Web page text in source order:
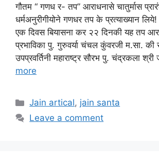
गौतम “ गणध र- तप” आराधनासे चातुर्मास
धर्मअनुरीगीयोने गणधर तप के प्रत्याख्यान
एक दिवस बियासना कर २२ दिनकी यह तप
प्रभाविका पु. गुरुवर्या चंचल कुंवरजी म.सा. की
उपप्रवर्तिनी महाराष्ट्र सौरभ पु. चंद्रकला
more
Categories
Jain artical, jain santa
Leave a comment